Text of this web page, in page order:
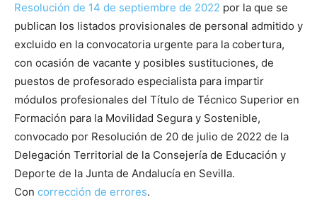
Resolución de 14 de septiembre de 2022 por la que se
publican los listados provisionales de personal admitido y
excluido en la convocatoria urgente para la cobertura,
con ocasión de vacante y posibles sustituciones, de
puestos de profesorado especialista para impartir
módulos profesionales del Título de Técnico Superior en
Formación para la Movilidad Segura y Sostenible,
convocado por Resolución de 20 de julio de 2022 de la
Delegación Territorial de la Consejería de Educación y
Deporte de la Junta de Andalucía en Sevilla.
Con corrección de errores.